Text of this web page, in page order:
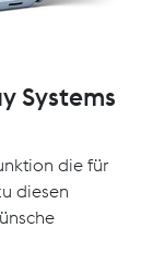
Systems
die für
diesen